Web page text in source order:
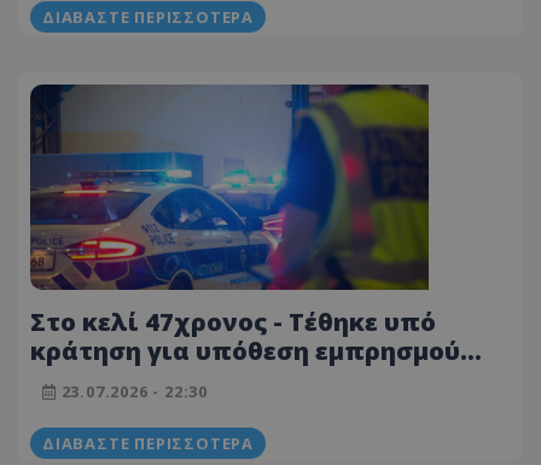
ΔΙΑΒΆΣΤΕ ΠΕΡΙΣΣΌΤΕΡΑ
Στο κελί 47χρονος - Τέθηκε υπό
κράτηση για υπόθεση εμπρησμού
αυτοκινήτου στη Λευκωσία
23.07.2026 - 22:30
ΔΙΑΒΆΣΤΕ ΠΕΡΙΣΣΌΤΕΡΑ